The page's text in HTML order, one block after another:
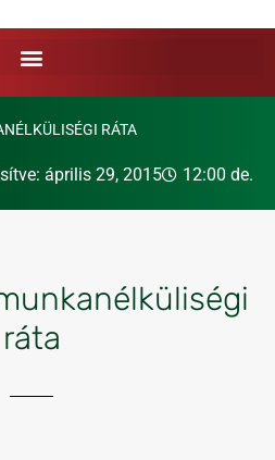
RÁTA
április 29, 2015 12:00 de.
ráta